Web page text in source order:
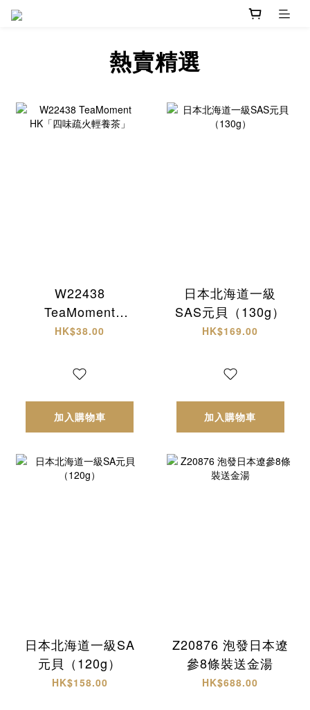
熱賣精選
W22438
TeaMoment
HK「四味疏火輕養
HK$38.00
加入購物車
日本北海道一級
SAS元貝（130g）
HK$169.00
加入購物車
日本北海道一級SA
元貝（120g）
HK$158.00
Z20876 泡發日本遼
參8條裝送金湯
HK$688.00